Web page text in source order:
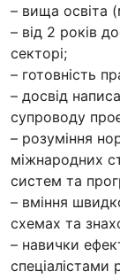
– вища освіта
– від 2 років
секторі;
– готовність
– досвід
супроводу
– розуміння
міжнародних
систем та
– вміння
схемах та
– навички
спеціалістами